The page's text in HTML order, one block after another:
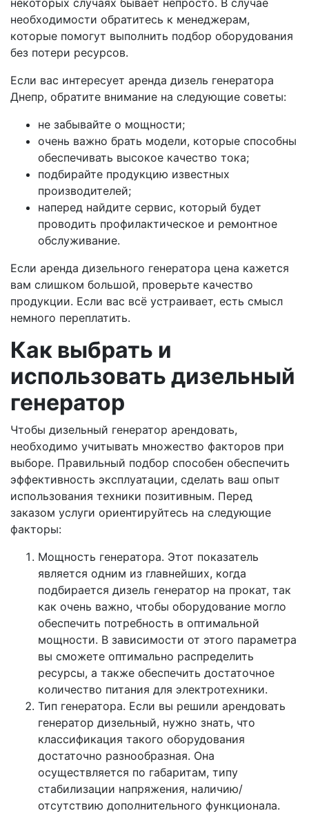
необходимости обратитесь к менеджерам,
которые помогут выполнить подбор оборудования
без потери ресурсов.
Если вас интересует аренда дизель генератора
Днепр, обратите внимание на следующие советы:
не забывайте о мощности;
очень важно брать модели, которые способны
обеспечивать высокое качество тока;
подбирайте продукцию известных
производителей;
наперед найдите сервис, который будет
проводить профилактическое и ремонтное
обслуживание.
Если аренда дизельного генератора цена кажется
вам слишком большой, проверьте качество
продукции. Если вас всё устраивает, есть смысл
немного переплатить.
Как выбрать и
использовать дизельный
генератор
Чтобы дизельный генератор арендовать,
необходимо учитывать множество факторов при
выборе. Правильный подбор способен обеспечить
эффективность эксплуатации, сделать ваш опыт
использования техники позитивным. Перед
заказом услуги ориентируйтесь на следующие
факторы:
Мощность генератора. Этот показатель
является одним из главнейших, когда
подбирается дизель генератор на прокат, так
как очень важно, чтобы оборудование могло
обеспечить потребность в оптимальной
мощности. В зависимости от этого параметра
вы сможете оптимально распределить
ресурсы, а также обеспечить достаточное
количество питания для электротехники.
Тип генератора. Если вы решили арендовать
генератор дизельный, нужно знать, что
классификация такого оборудования
достаточно разнообразная. Она
осуществляется по габаритам, типу
стабилизации напряжения, наличию/
отсутствию дополнительного функционала.